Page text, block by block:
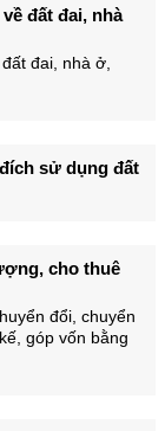
đất đai, nhà
đai, nhà ở,
sử dụng đất
cho thuê
đổi, chuyển
góp vốn bằng